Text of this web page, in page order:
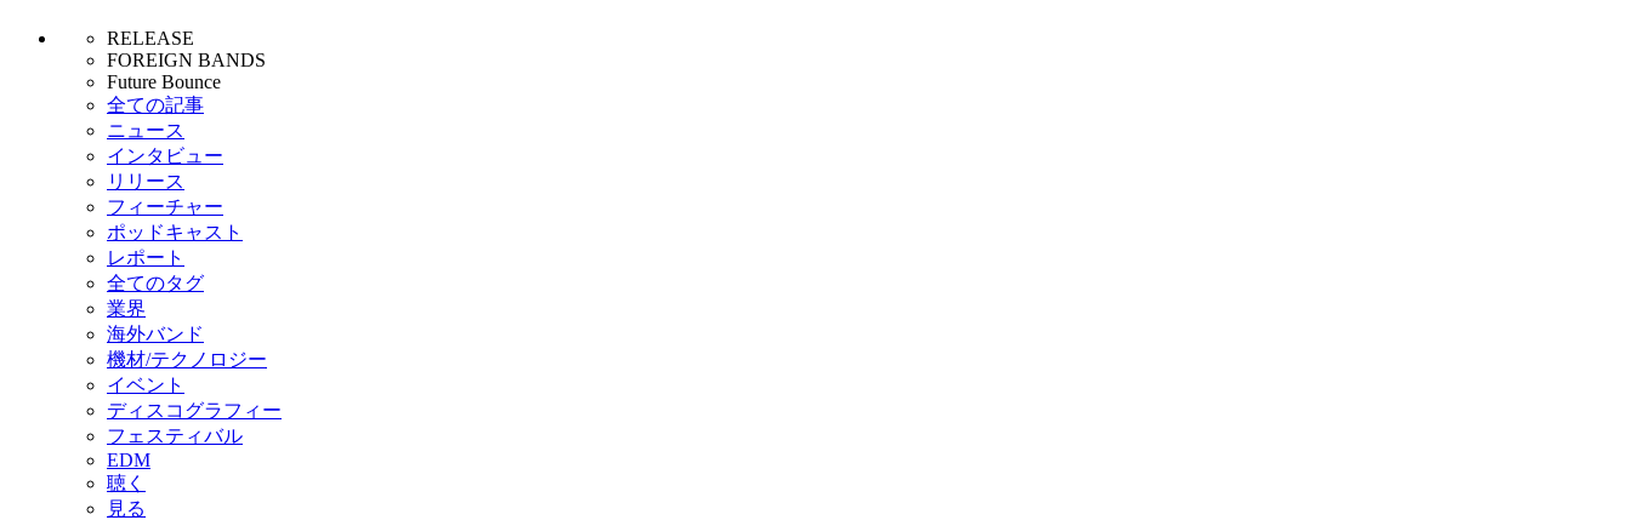
RELEASE
FOREIGN BANDS
Future Bounce
全ての記事
ニュース
インタビュー
リリース
フィーチャー
ポッドキャスト
レポート
全てのタグ
業界
海外バンド
機材/テクノロジー
イベント
ディスコグラフィー
フェスティバル
EDM
聴く
見る